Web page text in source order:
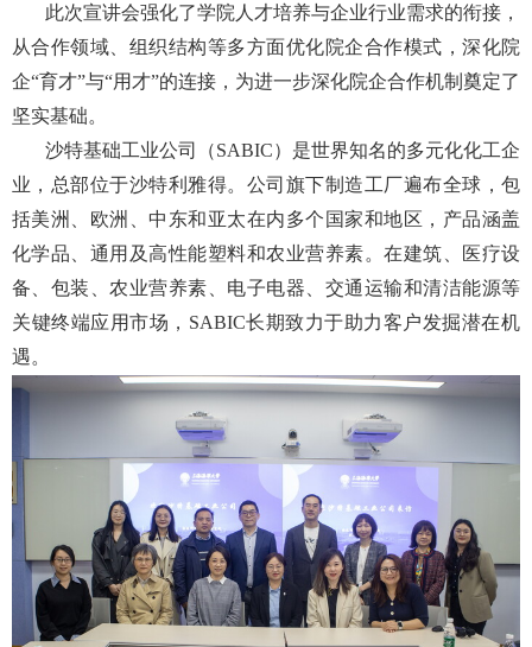
此次宣讲会强化了学院人才培养与企业行业需求的衔接，
从合作领域、组织结构等多方面优化院企合作模式，深化院
企“育才”与“用才”的连接，为进一步深化院企合作机制奠定了
坚实基础。
沙特基础工业公司（SABIC）是世界知名的多元化化工企
业，总部位于沙特利雅得。公司旗下制造工厂遍布全球，包
括美洲、欧洲、中东和亚太在内多个国家和地区，产品涵盖
化学品、通用及高性能塑料和农业营养素。在建筑、医疗设
备、包装、农业营养素、电子电器、交通运输和清洁能源等
关键终端应用市场，SABIC长期致力于助力客户发掘潜在机
遇。